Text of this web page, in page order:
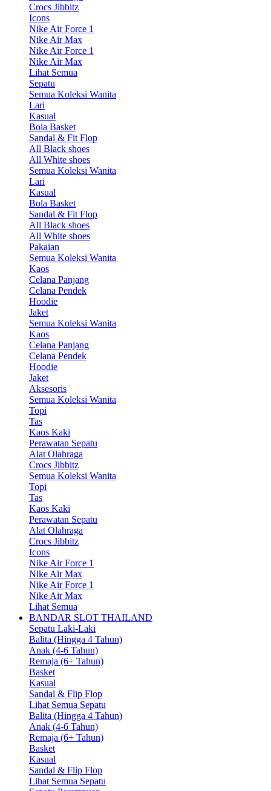
Crocs Jibbitz
Icons
Nike Air Force 1
Nike Air Max
Nike Air Force 1
Nike Air Max
Lihat Semua
Sepatu
Semua Koleksi Wanita
Lari
Kasual
Bola Basket
Sandal & Fit Flop
All Black shoes
All White shoes
Semua Koleksi Wanita
Lari
Kasual
Bola Basket
Sandal & Fit Flop
All Black shoes
All White shoes
Pakaian
Semua Koleksi Wanita
Kaos
Celana Panjang
Celana Pendek
Hoodie
Jaket
Semua Koleksi Wanita
Kaos
Celana Panjang
Celana Pendek
Hoodie
Jaket
Aksesoris
Semua Koleksi Wanita
Topi
Tas
Kaos Kaki
Perawatan Sepatu
Alat Olahraga
Crocs Jibbitz
Semua Koleksi Wanita
Topi
Tas
Kaos Kaki
Perawatan Sepatu
Alat Olahraga
Crocs Jibbitz
Icons
Nike Air Force 1
Nike Air Max
Nike Air Force 1
Nike Air Max
Lihat Semua
BANDAR SLOT THAILAND
Sepatu Laki-Laki
Balita (Hingga 4 Tahun)
Anak (4-6 Tahun)
Remaja (6+ Tahun)
Basket
Kasual
Sandal & Flip Flop
Lihat Semua Sepatu
Balita (Hingga 4 Tahun)
Anak (4-6 Tahun)
Remaja (6+ Tahun)
Basket
Kasual
Sandal & Flip Flop
Lihat Semua Sepatu